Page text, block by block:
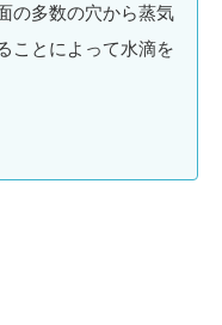
の多数の穴から蒸気
ことによって水滴を